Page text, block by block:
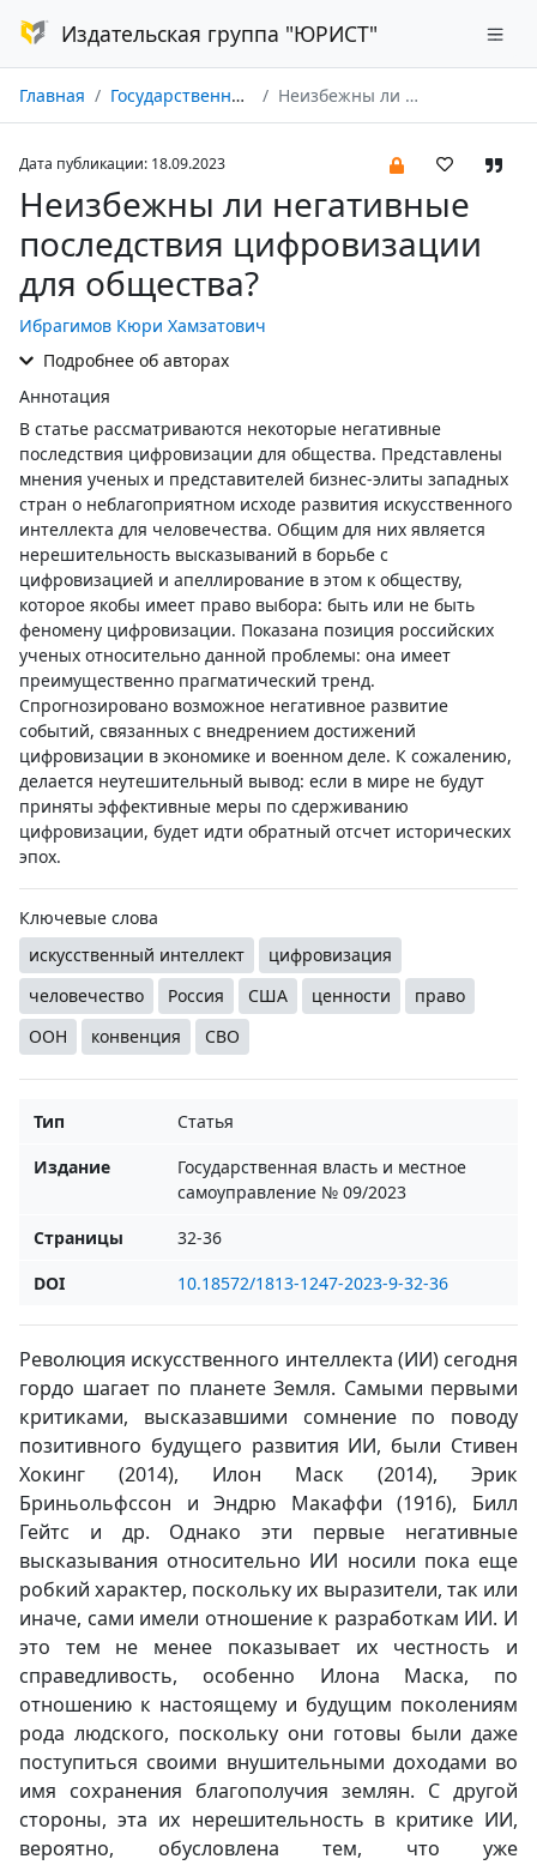
Издательская группа "ЮРИСТ"
Главная Государственная власть и местное самоуправление № 09/2023 Неизбежны ли негативные последствия цифровизации для общества?
Дата публикации: 18.09.2023
Неизбежны ли негативные
последствия цифровизации
для общества?
Ибрагимов Кюри Хамзатович
Подробнее об авторах
Аннотация
В статье рассматриваются некоторые негативные
последствия цифровизации для общества. Представлены
мнения ученых и представителей бизнес-элиты западных
стран о неблагоприятном исходе развития искусственного
интеллекта для человечества. Общим для них является
нерешительность высказываний в борьбе с
цифровизацией и апеллирование в этом к обществу,
которое якобы имеет право выбора: быть или не быть
феномену цифровизации. Показана позиция российских
ученых относительно данной проблемы: она имеет
преимущественно прагматический тренд.
Спрогнозировано возможное негативное развитие
событий, связанных с внедрением достижений
цифровизации в экономике и военном деле. К сожалению,
делается неутешительный вывод: если в мире не будут
приняты эффективные меры по сдерживанию
цифровизации, будет идти обратный отсчет исторических
эпох.
Ключевые слова
искусственный интеллект
цифровизация
человечество
Россия США ценности
право
ООН
конвенция СВО
Тип
Статья
Издание
Государственная власть и местное
самоуправление № 09/2023
Страницы
32-36
DOI
10.18572/1813-1247-2023-9-32-36
Революция искусственного интеллекта (ИИ) сегодня
гордо шагает по планете Земля. Самыми первыми
критиками, высказавшими сомнение по поводу
позитивного будущего развития ИИ, были Стивен
Хокинг (2014), Илон Маск (2014), Эрик
Бриньольфссон и Эндрю Макаффи (1916), Билл
Гейтс и др. Однако эти первые негативные
высказывания относительно ИИ носили пока еще
робкий характер, поскольку их выразители, так или
иначе, сами имели отношение к разработкам ИИ. И
это тем не менее показывает их честность и
справедливость, особенно Илона Маска, по
отношению к настоящему и будущим поколениям
рода людского, поскольку они готовы были даже
поступиться своими внушительными доходами во
имя сохранения благополучия землян. С другой
стороны, эта их нерешительность в критике ИИ,
вероятно, обусловлена тем, что уже